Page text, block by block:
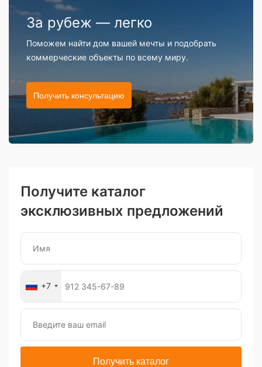
За рубеж — легко
Поможем найти дом вашей мечты и подобрать
коммерческие объекты по всему миру.
Получить консультацию
Получите каталог
эксклюзивных предложений
+7
Получить каталог